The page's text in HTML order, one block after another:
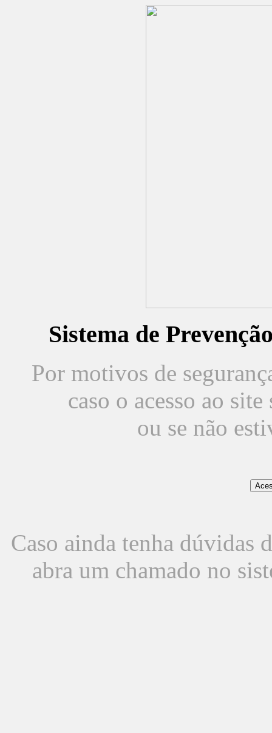
Sistema de
Por motivos de
caso o acesso ao
ou se não
Caso ainda tenha dúvidas
abra um chamado no